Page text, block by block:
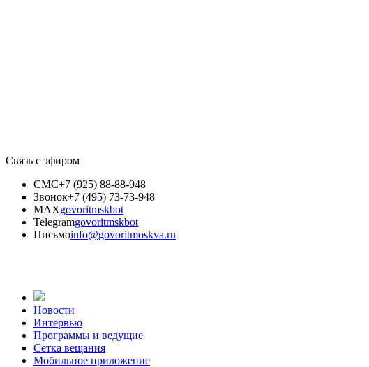
Связь с эфиром
СМС+7 (925) 88-88-948
Звонок+7 (495) 73-73-948
MAXgovoritmskbot
Telegramgovoritmskbot
Письмоinfo@govoritmoskva.ru
Новости
Интервью
Программы и ведущие
Сетка вещания
Мобильное приложение